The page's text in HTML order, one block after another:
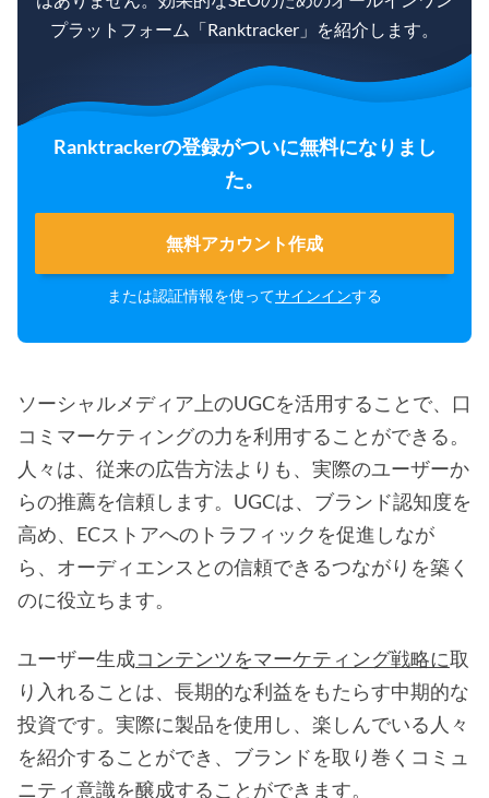
プラットフォーム「Ranktracker」を紹介します。
Ranktrackerの登録がついに無料になりまし
た。
無料アカウント作成
または認証情報を使ってサインインする
ソーシャルメディア上のUGCを活用することで、口
コミマーケティングの力を利用することができる。
人々は、従来の広告方法よりも、実際のユーザーか
らの推薦を信頼します。UGCは、ブランド認知度を
高め、ECストアへのトラフィックを促進しなが
ら、オーディエンスとの信頼できるつながりを築く
のに役立ちます。
ユーザー生成コンテンツをマーケティング戦略に取
り入れることは、長期的な利益をもたらす中期的な
投資です。実際に製品を使用し、楽しんでいる人々
を紹介することができ、ブランドを取り巻くコミュ
ニティ意識を醸成することができます。